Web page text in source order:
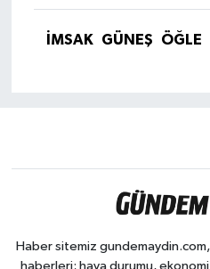
İMSAK GÜNEŞ ÖĞLE
Haber sitemiz
haberleri; hava durumu,